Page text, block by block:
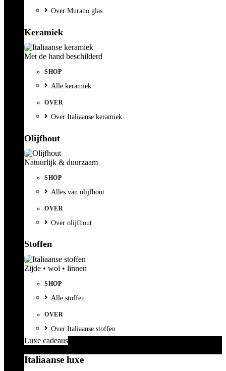
Over Murano glas
Keramiek
Met de hand beschilderd
SHOP
Alle keramiek
OVER
Over Italiaanse keramiek
Olijfhout
Natuurlijk & duurzaam
SHOP
Alles van olijfhout
OVER
Over olijfhout
Stoffen
Zijde • wol • linnen
SHOP
Alle stoffen
OVER
Over Italiaanse stoffen
Luxe cadeaus
Italiaanse luxe